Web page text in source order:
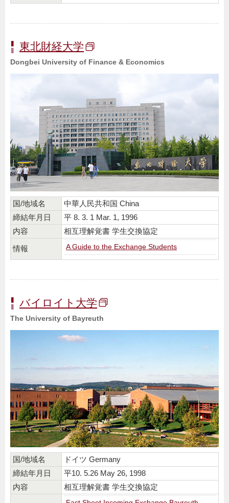
東北財経大学
Dongbei University of Finance & Economics
国/地域名
中華人民共和国 China
締結年月日
平 8. 3. 1 Mar. 1, 1996
内容
相互理解覚書 学生交換協定
情報 A Guide to the Exchange Students
バイロイト大学
The University of Bayreuth
国/地域名
ドイツ Germany
締結年月日
平10. 5.26 May 26, 1998
内容
相互理解覚書 学生交換協定